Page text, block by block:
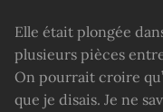
Elle était plongée
plusieurs pièces
On pourrait croire
que je disais. Je ne